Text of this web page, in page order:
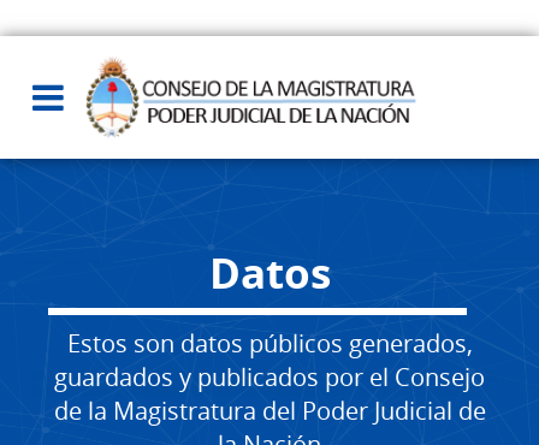
Datos
Estos son datos públicos generados,
guardados y publicados por el Consejo
de la Magistratura del Poder Judicial de